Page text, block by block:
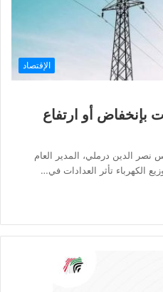
الإقتصاد
بإنخفاض أو ارتفاع
الدين درملي، المدير العام
الكهرباء تأثر العدادات في…